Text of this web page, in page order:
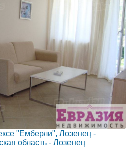
"Емберли", Лозенец -
область - Лозенец